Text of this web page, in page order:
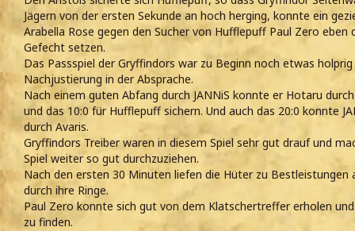
Jägern von der ersten Sekunde an hoch herging, konnte ein
Arabella Rose gegen den Sucher von Hufflepuff Paul Zero
Gefecht setzen.
Das Passspiel der Gryffindors war zu Beginn noch etwas
Nachjustierung in der Absprache.
Nach einem guten Abfang durch JANNiS konnte er Hotaru
und das 10:0 für Hufflepuff sichern. Und auch das 20:0 konnte
durch Avaris.
Gryffindors Treiber waren in diesem Spiel sehr gut drauf und
Spiel weiter so gut durchzuziehen.
Nach den ersten 30 Minuten liefen die Hüter zu Bestleistungen
durch ihre Ringe.
Paul Zero konnte sich gut von dem Klatschertreffer erholen
zu finden.